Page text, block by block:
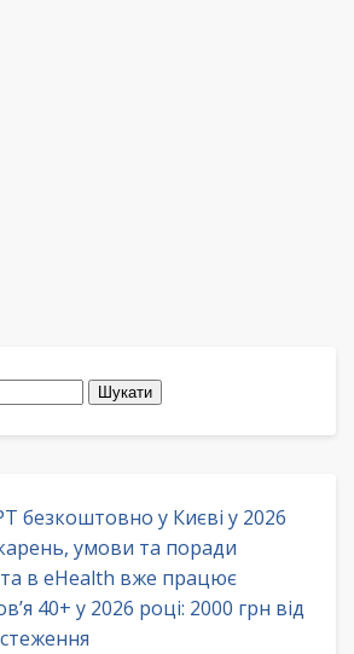
безкоштовно у Києві у 2026
умови та поради
в eHealth вже працює
40+ у 2026 році: 2000 грн від